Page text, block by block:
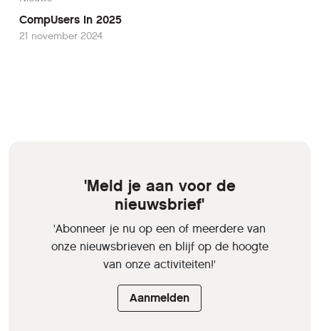
CompUsers in 2025
21 november 2024
'Meld je aan voor de
nieuwsbrief'
'Abonneer je nu op een of meerdere van
onze nieuwsbrieven en blijf op de hoogte
van onze activiteiten!'
Aanmelden